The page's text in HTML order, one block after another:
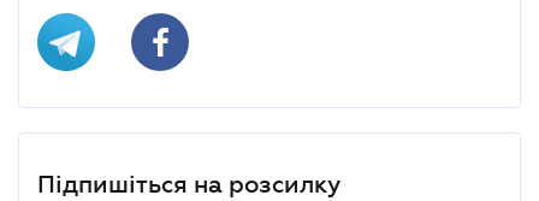
Підпишіться на розсилку